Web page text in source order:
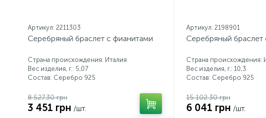
Артикул: 2211303
Серебряный браслет с фианитами
Страна происхождения: Италия
Вес изделия, г.: 5,07
Состав: Серебро 925
8 527.30 грн
3 451 грн /шт.
Артикул: 2198901
Серебряный браслет
Страна происхождения:
Вес изделия, г.: 10,3
Состав: Серебро 925
15 102.30 грн
6 041 грн /шт.